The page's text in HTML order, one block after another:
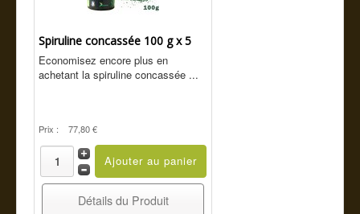
Spiruline concassée 100 g x 5
Economisez encore plus en
achetant la spiruline concassée ...
Prix : 77,80 €
Détails du Produit